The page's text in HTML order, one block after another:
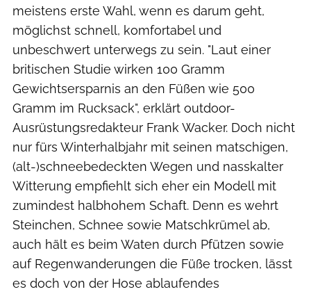
meistens erste Wahl, wenn es darum geht,
möglichst schnell, komfortabel und
unbeschwert unterwegs zu sein. "Laut einer
britischen Studie wirken 100 Gramm
Gewichtsersparnis an den Füßen wie 500
Gramm im Rucksack", erklärt outdoor-
Ausrüstungsredakteur Frank Wacker. Doch nicht
nur fürs Winterhalbjahr mit seinen matschigen,
(alt-)schneebedeckten Wegen und nasskalter
Witterung empfiehlt sich eher ein Modell mit
zumindest halbhohem Schaft. Denn es wehrt
Steinchen, Schnee sowie Matschkrümel ab,
auch hält es beim Waten durch Pfützen sowie
auf Regenwanderungen die Füße trocken, lässt
es doch von der Hose ablaufendes